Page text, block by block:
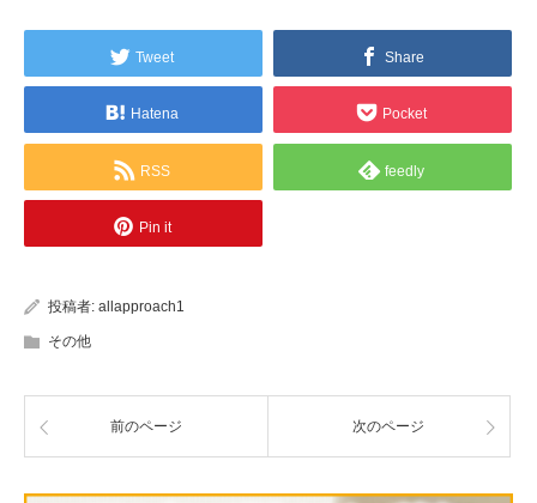
Tweet Share
Hatena Pocket
RSS feedly
Pin it
投稿者: allapproach1
その他
前のページ 次のページ